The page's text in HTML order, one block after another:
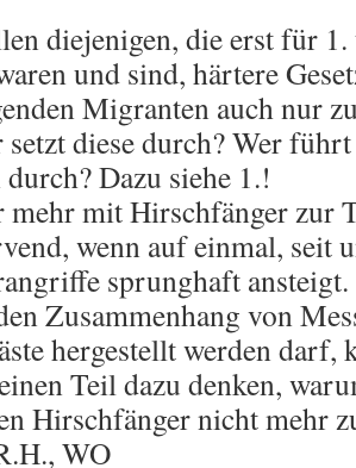
diejenigen, die erst für
und sind, härtere
Migranten auch nur
setzt diese durch? Wer
Dazu siehe 1.!
mehr mit Hirschfänger zur
wenn auf einmal, seit
sprunghaft
Zusammenhang von
hergestellt werden darf,
Teil dazu denken,
Hirschfänger nicht mehr
WO